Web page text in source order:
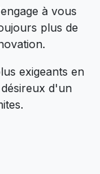
à vous
plus de
exigeants en
d'un